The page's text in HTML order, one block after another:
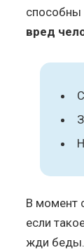
способны
вред
В момент
если
жди